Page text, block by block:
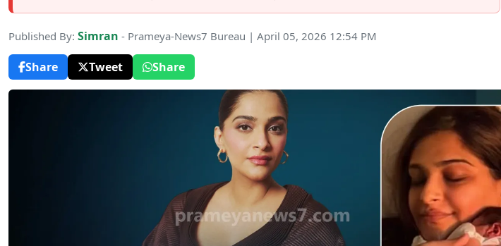
Published By: Simran - Prameya-News7 Bureau | April 05, 2026 12:54 PM
Share
Tweet Share